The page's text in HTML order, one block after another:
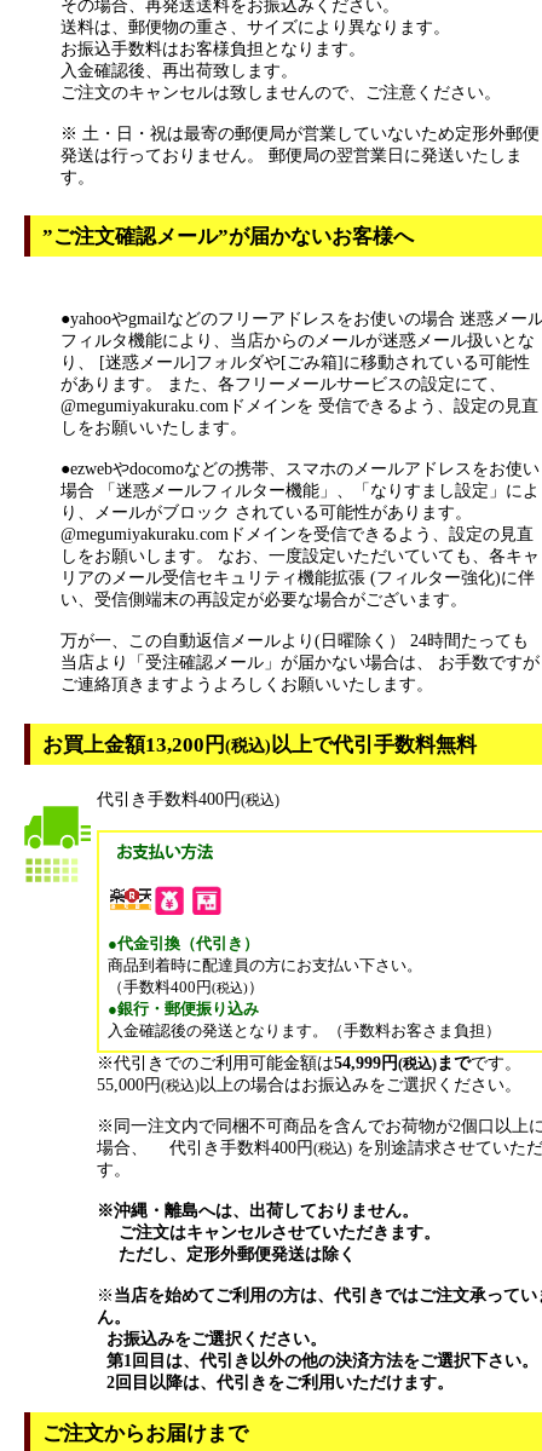
その場合、再発送送料をお振込みください。
送料は、郵便物の重さ、サイズにより異なります。
お振込手数料はお客様負担となります。
入金確認後、再出荷致します。
ご注文のキャンセルは致しませんので、ご注意ください。
※ 土・日・祝は最寄の郵便局が営業していないため定形外郵便
発送は行っておりません。 郵便局の翌営業日に発送いたしま
す。
”ご注文確認メール”が届かないお客様へ
●yahooやgmailなどのフリーアドレスをお使いの場合 迷惑メー
フィルタ機能により、当店からのメールが迷惑メール扱いとな
り、 [迷惑メール]フォルダや[ごみ箱]に移動されている可能性
があります。 また、各フリーメールサービスの設定にて、
@megumiyakuraku.comドメインを 受信できるよう、設定の見直
しをお願いいたします。
●ezwebやdocomoなどの携帯、スマホのメールアドレスをお使い
場合 「迷惑メールフィルター機能」、「なりすまし設定」によ
り、メールがブロック されている可能性があります。
@megumiyakuraku.comドメインを受信できるよう、設定の見直
しをお願いします。 なお、一度設定いただいていても、各キャ
リアのメール受信セキュリティ機能拡張 (フィルター強化)に伴
い、受信側端末の再設定が必要な場合がございます。
万が一、この自動返信メールより(日曜除く） 24時間たっても
当店より「受注確認メール」が届かない場合は、 お手数ですが
ご連絡頂きますようよろしくお願いいたします。
お買上金額13,200円(税込)以上で代引手数料無料
代引き手数料400円(税込)
●代金引換（代引き）
商品到着時に配達員の方にお支払い下さい。
（手数料400円(税込)）
●銀行・郵便振り込み
入金確認後の発送となります。（手数料お客さま負担）
※代引きでのご利用可能金額は54,999円(税込) までです。
55,000円(税込)以上の場合はお振込みをご選択ください。
※同一注文内で同梱不可商品を含んでお荷物が2個口以上
場合、 代引き手数料400円(税込) を別途請求させていた
す。
※沖縄・離島へは、出荷しておりません。
ご注文はキャンセルさせていただきます。
ただし、定形外郵便発送は除く
※ 当店を始めてご利用の方は、代引きではご注文承ってい
ん。
お振込みをご選択ください。
第1回目は、代引き以外の他の決済方法をご選択下さい。
2回目以降は、代引きをご利用いただけます。
ご注文からお届けまで